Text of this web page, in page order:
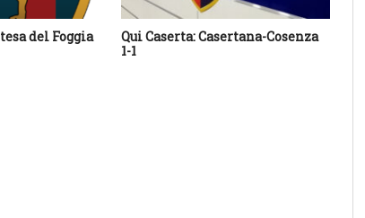
del Foggia
Qui Caserta: Casertana-Cosenza
1-1